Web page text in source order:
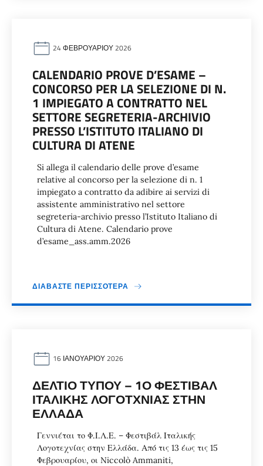
24 ΦΕΒΡΟΥΑΡΊΟΥ 2026
CALENDARIO PROVE D’ESAME –
CONCORSO PER LA SELEZIONE DI N.
1 IMPIEGATO A CONTRATTO NEL
SETTORE SEGRETERIA-ARCHIVIO
PRESSO L’ISTITUTO ITALIANO DI
CULTURA DI ATENE
Si allega il calendario delle prove d’esame
relative al concorso per la selezione di n. 1
impiegato a contratto da adibire ai servizi di
assistente amministrativo nel settore
segreteria-archivio presso l’Istituto Italiano di
Cultura di Atene. Calendario prove
d’esame_ass.amm.2026
ΔΙΑΒΆΣΤΕ ΠΕΡΙΣΣΌΤΕΡΑ
16 ΙΑΝΟΥΑΡΊΟΥ 2026
ΔΕΛΤΊΟ ΤΎΠΟΥ – 1Ο ΦΕΣΤΙΒΆΛ
ΙΤΑΛΙΚΉΣ ΛΟΓΟΤΧΝΊΑΣ ΣΤΗΝ
ΕΛΛΆΔΑ
Γεννιέται το Φ.Ι.Λ.Ε. – Φεστιβάλ Ιταλικής
Λογοτεχνίας στην Ελλάδα. Από τις 13 έως τις 15
Φεβρουαρίου, οι Niccolò Ammaniti,